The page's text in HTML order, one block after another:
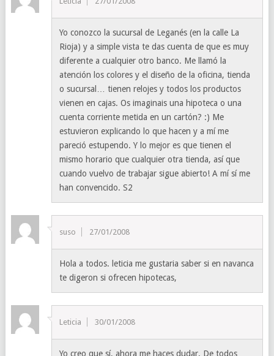
Yo conozco la sucursal de Leganés (en la calle La
Rioja) y a simple vista te das cuenta de que es muy
diferente a cualquier otro banco. Me llamó la
atención los colores y el diseño de la oficina, tienda
o sucursal… tienen relojes y todos los productos
vienen en cajas. Os imaginais una hipoteca o una
cuenta corriente metida en un cartón? :) Me
estuvieron explicando lo que hacen y a mí me
pareció estupendo. Y lo mejor es que tienen el
mismo horario que cualquier otra tienda, así que
cuando vuelvo de trabajar sigue abierto! A mí sí me
han convencido. S2
suso 27/01/2008
Hola a todos. leticia me gustaria saber si en navanca
te digeron si ofrecen hipotecas,
Leticia 30/01/2008
Yo creo que sí, ahora me haces dudar. De todos